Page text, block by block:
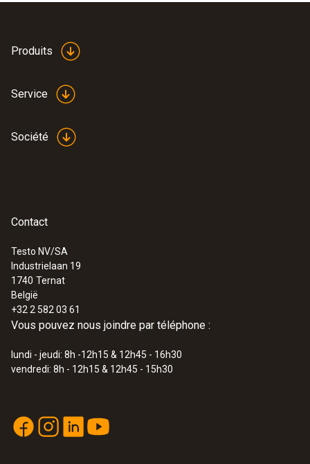
:0563 4412
€ 599,00
€ 724,79
Produits
Service
Société
Contact
Testo NV/SA
Industrielaan 19
1740 Ternat
België
+32 2 582 03 61
Vous pouvez nous joindre par téléphone :
lundi - jeudi: 8h -12h15 & 12h45 - 16h30
vendredi: 8h - 12h15 & 12h45 - 15h30